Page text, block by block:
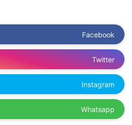
Facebook
Twitter
Instagram
Whatsapp